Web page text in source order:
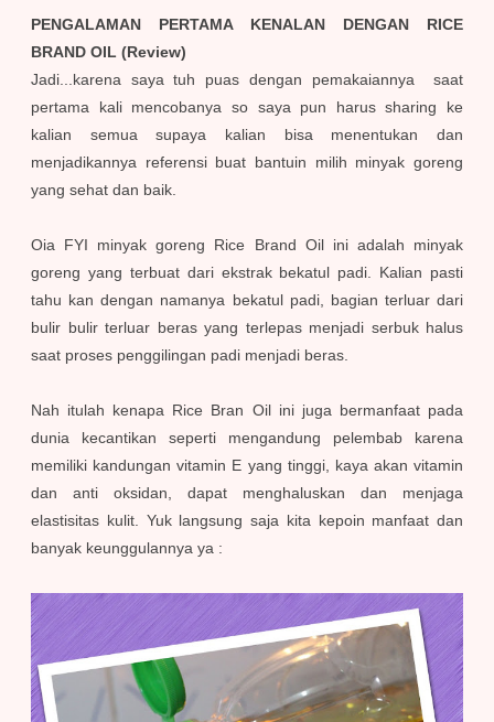
PENGALAMAN PERTAMA KENALAN DENGAN RICE
BRAND OIL (Review)
Jadi...karena saya tuh puas dengan pemakaiannya saat
pertama kali mencobanya so saya pun harus sharing ke
kalian semua supaya kalian bisa menentukan dan
menjadikannya referensi buat bantuin milih minyak goreng
yang sehat dan baik.
Oia FYI minyak goreng Rice Brand Oil ini adalah minyak
goreng yang terbuat dari ekstrak bekatul padi. Kalian pasti
tahu kan dengan namanya bekatul padi, bagian terluar dari
bulir bulir terluar beras yang terlepas menjadi serbuk halus
saat proses penggilingan padi menjadi beras.
Nah itulah kenapa Rice Bran Oil ini juga bermanfaat pada
dunia kecantikan seperti mengandung pelembab karena
memiliki kandungan vitamin E yang tinggi, kaya akan vitamin
dan anti oksidan, dapat menghaluskan dan menjaga
elastisitas kulit. Yuk langsung saja kita kepoin manfaat dan
banyak keunggulannya ya :